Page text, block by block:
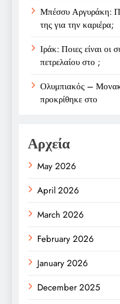
Μπέσσυ Αργυράκη:
της για την καριέρα;
Ιράκ: Ποιες είναι οι
πετρελαίου στο ;
Ολυμπιακός –
προκρίθηκε στο
Αρχεία
May 2026
April 2026
March 2026
February 2026
January 2026
December 2025